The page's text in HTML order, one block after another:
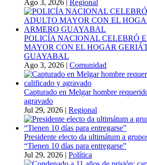
Ago 3, 2026 | Regional
POLICÍA NACIONAL CELEBRÓ
MAYOR CON EL HOGAR
GUAYABAL
Ago 3, 2026 | Comunidad
Capturado en Melgar hombre
agravado
Jul 29, 2026 | Regional
Presidente electo da ultimátum a
“Tienen 10 días para entregarse”
Jul 29, 2026 | Política